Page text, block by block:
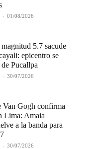
- 01/08/2026
5.7 sacude
epicentro se
Pucallpa
- 30/07/2026
Van Gogh confirma
Lima: Amaia
a la banda para
- 30/07/2026